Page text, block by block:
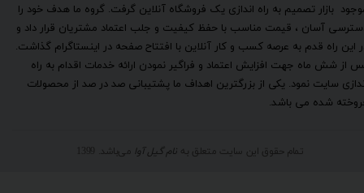
بازار تصمیم به راه اندازی یک فروشگاه آنلاین گرفت. گروه ما هدف خود را
آسان ، قیمت مناسب با حفظ کیفیت و جلب اعتماد مشتریان قرار داد و
این راه قدم به عرصه کسب و کار آنلاین با افتتاح صفحه در اینستاگرام گذاشت.
از شش ماه جهت افزایش اعتماد و فراگیر نمودن ارائه خدمات اقدام به راه
سایت نمود. یکی از بزرگترین اهداف ما پشتیبانی صد در صد از محصولات
شده می باشد.
تمام حقوق این سایت متعلق به نام گیل آوا می‌باشد. 1399